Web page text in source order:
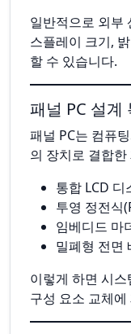
일반적으로 외부
스플레이 크기,
할 수 있습니다.
패널 PC 설계
패널 PC는 컴퓨
의 장치로 결합
통합 LCD 디
투영 정전식
임베디드 마
밀폐형 전면
이렇게 하면 시
구성 요소 교체